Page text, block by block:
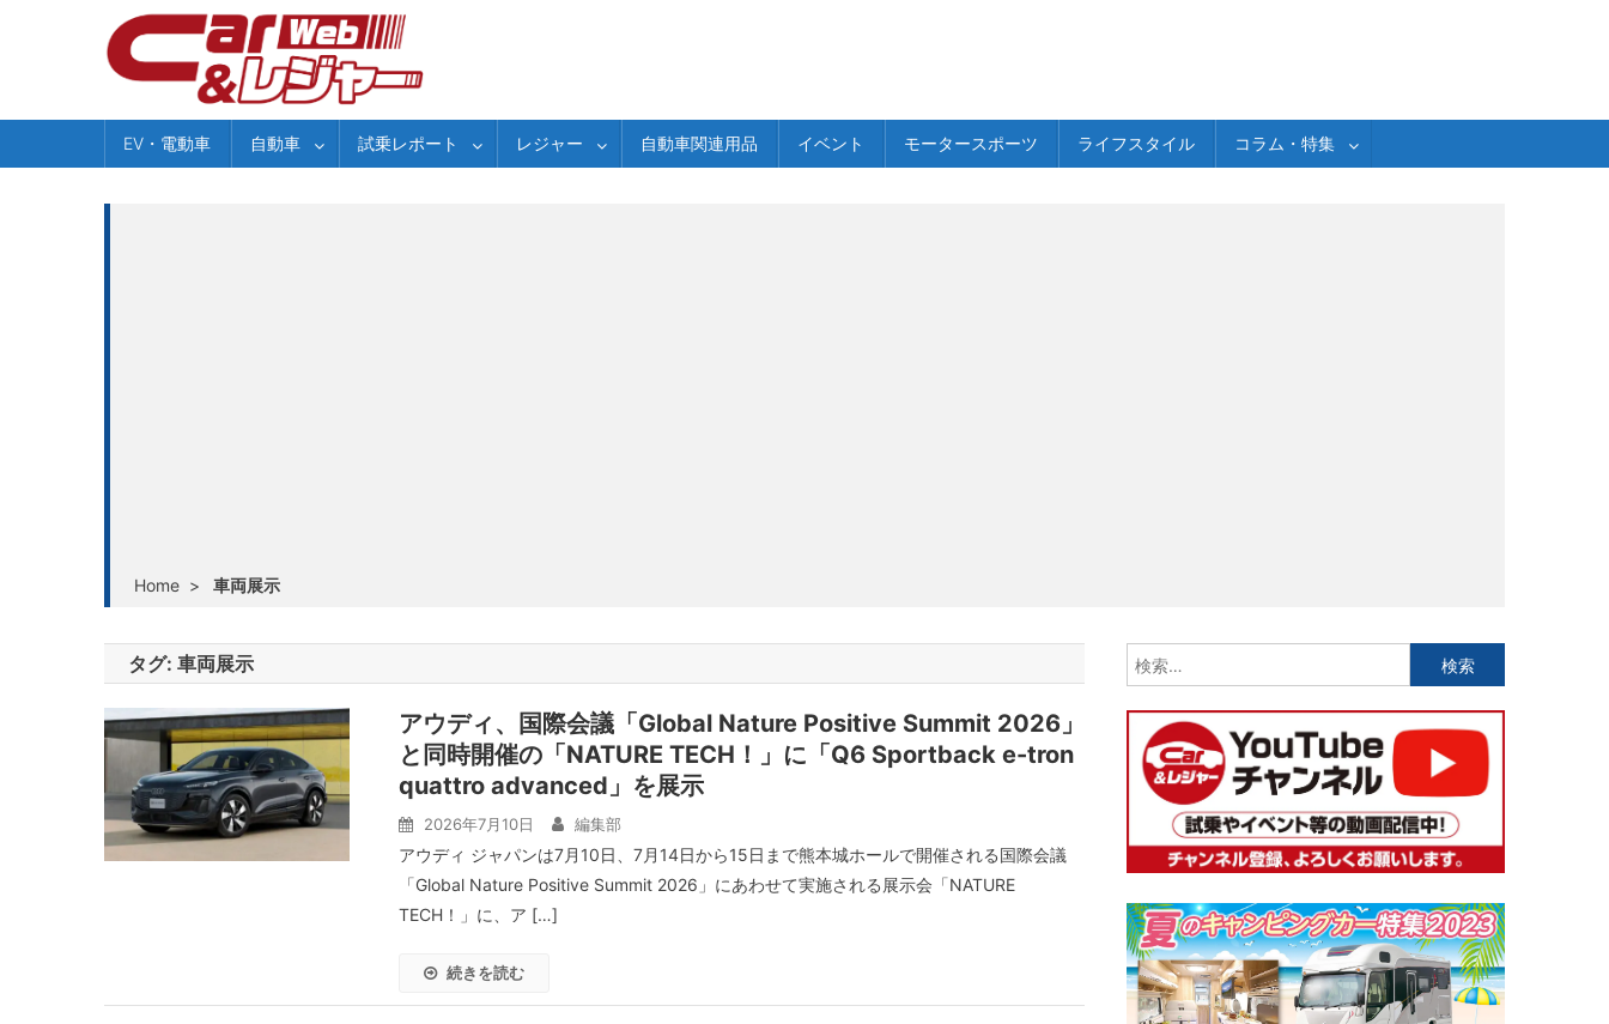
EV・電動車 自動車 試乗レポート レジャー 自動車関連用品 イベント モータースポーツ ライフスタイル コラム・特集
Home > 車両展示
タグ: 車両展示
アウディ、国際会議「Global Nature Positive Summit 2026」
と同時開催の「NATURE TECH！」に「Q6 Sportback e-tron
quattro advanced」を展示
2026年7月10日 編集部
アウディ ジャパンは7月10日、7月14日から15日まで熊本城ホールで開催される国際会議
「Global Nature Positive Summit 2026」にあわせて実施される展示会「NATURE
TECH！」に、ア […]
続きを読む
索: